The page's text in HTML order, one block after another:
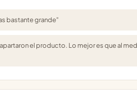
bastante grande"
el producto. Lo mejor es que al